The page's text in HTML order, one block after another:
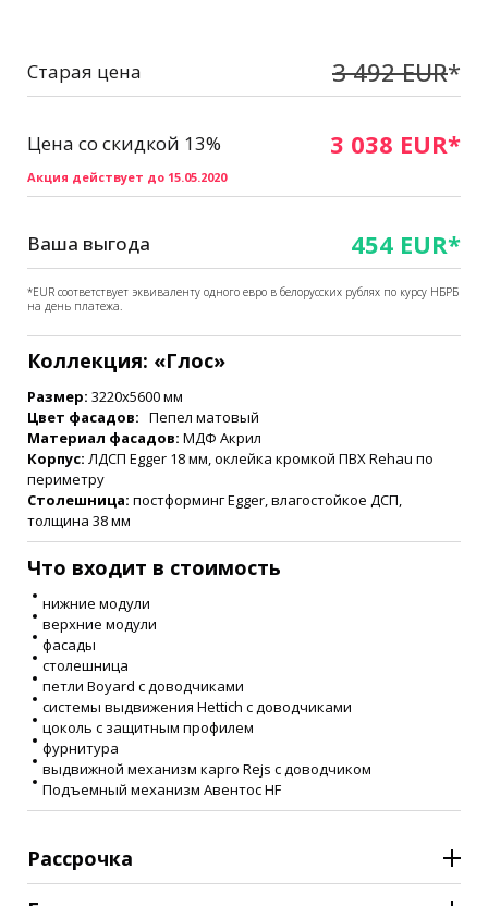
Старая цена 3 492 EUR*
Цена со скидкой 13% 3 038 EUR*
Акция действует до 15.05.2020
Ваша выгода 454 EUR*
*EUR соответствует эквиваленту одного евро в белорусских рублях по курсу НБРБ
на день платежа.
Коллекция: «Глос»
Размер: 3220x5600 мм
Цвет фасадов: Пепел матовый
Материал фасадов: МДФ Акрил
Корпус: ЛДСП Egger 18 мм, оклейка кромкой ПВХ Rehau по
периметру
Столешница: постформинг Egger, влагостойкое ДСП,
толщина 38 мм
Что входит в стоимость
нижние модули
верхние модули
фасады
столешница
петли Boyard с доводчиками
системы выдвижения Hettich с доводчиками
цоколь с защитным профилем
фурнитура
выдвижной механизм карго Rejs с доводчиком
Подъемный механизм Авентос HF
Рассрочка